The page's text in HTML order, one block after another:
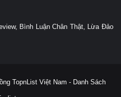
Bình Luận Chân Thật, Lừa Đảo
TopnList Việt Nam - Danh Sách